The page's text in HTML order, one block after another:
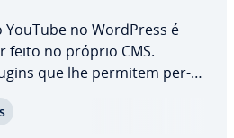
no WordPress é
feito no próprio CMS.
que lhe permitem per­
evitar que o seu site perca